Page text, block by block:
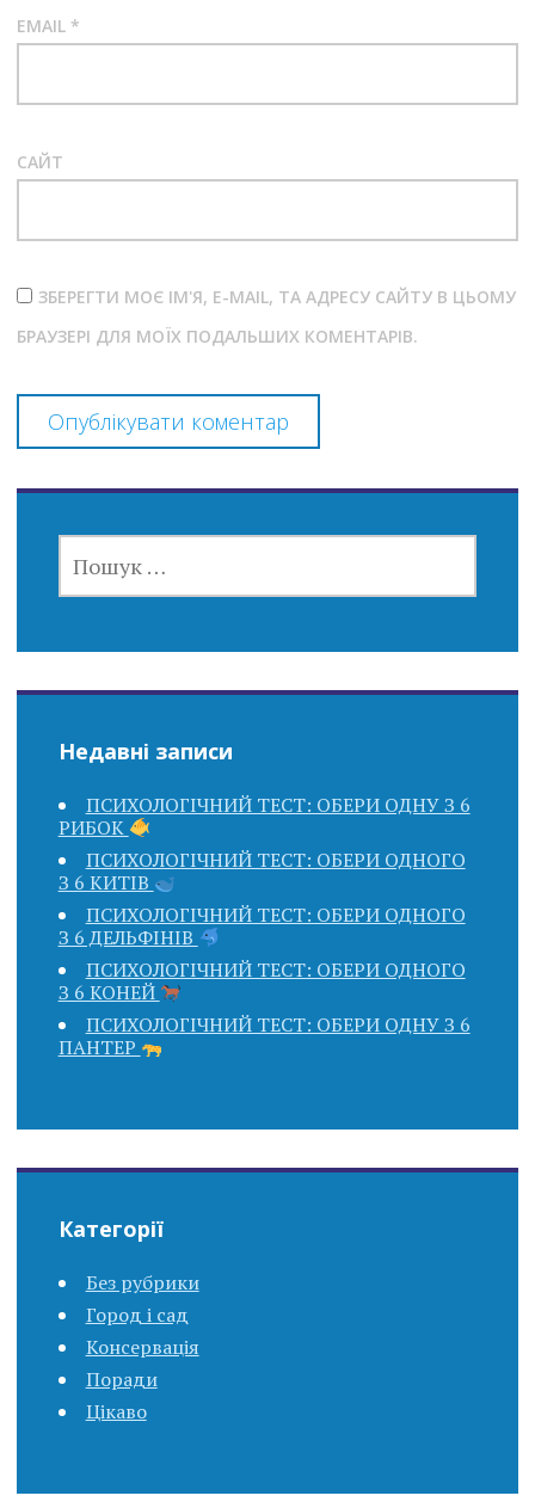
EMAIL *
САЙТ
ЗБЕРЕГТИ МОЄ ІМ'Я, E-MAIL, ТА АДРЕСУ САЙТУ В ЦЬОМУ
БРАУЗЕРІ ДЛЯ МОЇХ ПОДАЛЬШИХ КОМЕНТАРІВ.
Недавні записи
ПСИХОЛОГІЧНИЙ ТЕСТ: ОБЕРИ ОДНУ З 6
РИБОК
ПСИХОЛОГІЧНИЙ ТЕСТ: ОБЕРИ ОДНОГО
З 6 КИТІВ
ПСИХОЛОГІЧНИЙ ТЕСТ: ОБЕРИ ОДНОГО
З 6 ДЕЛЬФІНІВ
ПСИХОЛОГІЧНИЙ ТЕСТ: ОБЕРИ ОДНОГО
З 6 КОНЕЙ
ПСИХОЛОГІЧНИЙ ТЕСТ: ОБЕРИ ОДНУ З 6
ПАНТЕР
Категорії
Без рубрики
Город і сад
Консервація
Поради
Цікаво